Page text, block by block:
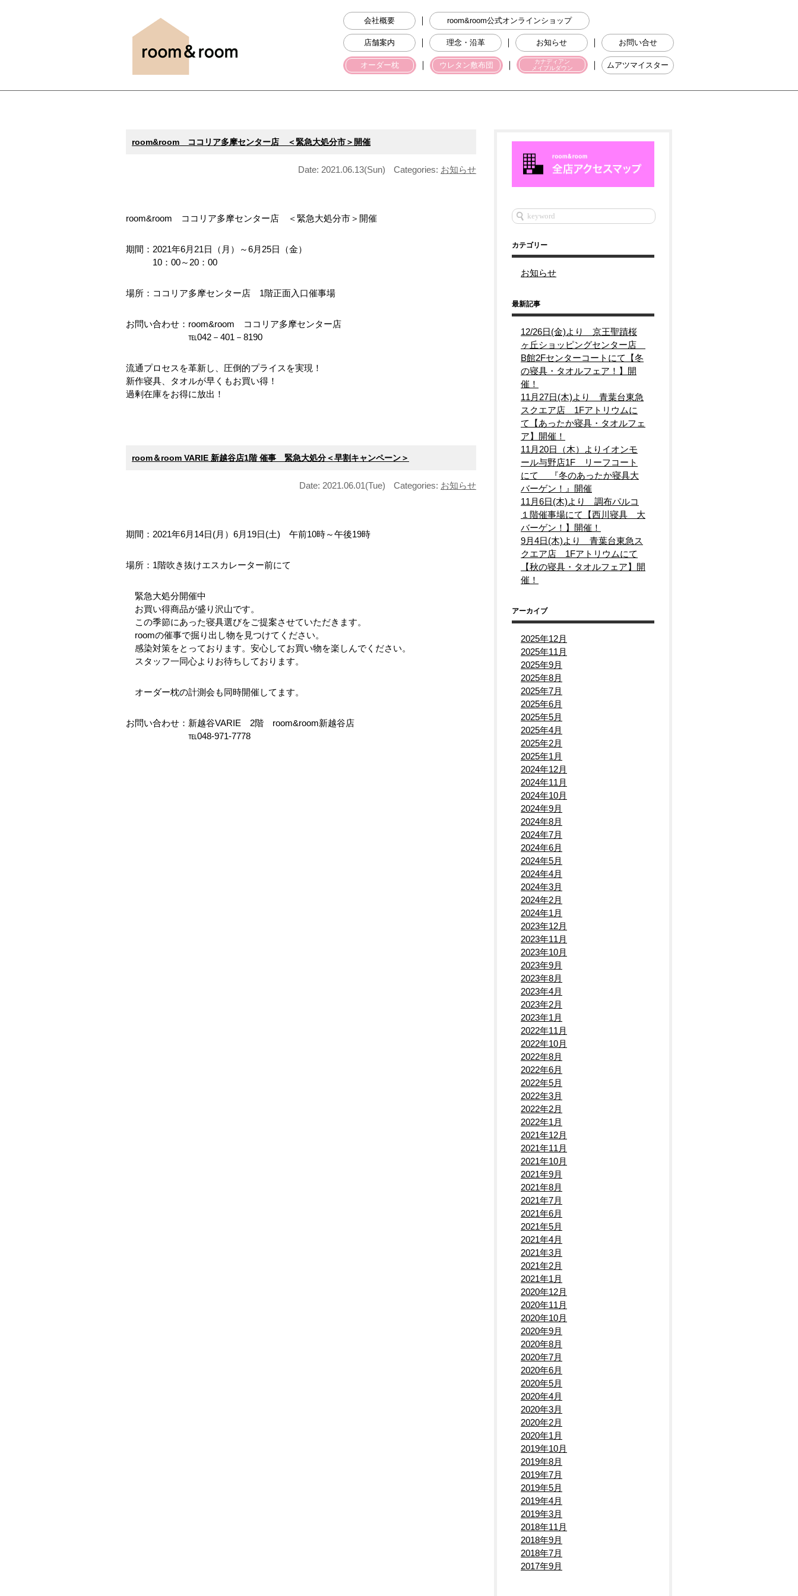
会社概要 ｜ room&room公式オンラインショップ
店舗案内 ｜ 理念・沿革 ｜ お知らせ ｜ お問い合せ
オーダー枕 ｜ ウレタン敷布団 ｜
カナディアン
メイプルダウン
｜ ムアツマイスター
room&room ココリア多摩センター店 ＜緊急大処分市＞開催
Date: 2021.06.13(Sun) Categories: お知らせ
room&room ココリア多摩センター店 ＜緊急大処分市＞開催
期間：2021年6月21日（月）～6月25日（金）
10：00～20：00
場所：ココリア多摩センター店 1階正面入口催事場
お問い合わせ：room&room ココリア多摩センター店
℡042－401－8190
流通プロセスを革新し、圧倒的プライスを実現！
新作寝具、タオルが早くもお買い得！
過剰在庫をお得に放出！
room＆room VARIE 新越谷店1階 催事 緊急大処分＜早割キャンペーン＞
Date: 2021.06.01(Tue) Categories: お知らせ
期間：2021年6月14日(月）6月19日(土) 午前10時～午後19時
場所：1階吹き抜けエスカレーター前にて
緊急大処分開催中
お買い得商品が盛り沢山です。
この季節にあった寝具選びをご提案させていただきます。
roomの催事で掘り出し物を見つけてください。
感染対策をとっております。安心してお買い物を楽しんでください。
スタッフ一同心よりお待ちしております。
オーダー枕の計測会も同時開催してます。
お問い合わせ：新越谷VARIE 2階 room&room新越谷店
℡048-971-7778
カテゴリー
お知らせ
最新記事
12/26日(金)より 京王聖蹟桜
ヶ丘ショッピングセンター店
B館2Fセンターコートにて【冬
の寝具・タオルフェア！】開
催！
11月27日(木)より 青葉台東急
スクエア店 1Fアトリウムに
て【あったか寝具・タオルフェ
ア】開催！
11月20日（木）よりイオンモ
ール与野店1F リーフコート
にて 『冬のあったか寝具大
バーゲン！』開催
11月6日(木)より 調布パルコ
１階催事場にて【西川寝具 大
バーゲン！】開催！
9月4日(木)より 青葉台東急ス
クエア店 1Fアトリウムにて
【秋の寝具・タオルフェア】開
催！
アーカイブ
2025年12月
2025年11月
2025年9月
2025年8月
2025年7月
2025年6月
2025年5月
2025年4月
2025年2月
2025年1月
2024年12月
2024年11月
2024年10月
2024年9月
2024年8月
2024年7月
2024年6月
2024年5月
2024年4月
2024年3月
2024年2月
2024年1月
2023年12月
2023年11月
2023年10月
2023年9月
2023年8月
2023年4月
2023年2月
2023年1月
2022年11月
2022年10月
2022年8月
2022年6月
2022年5月
2022年3月
2022年2月
2022年1月
2021年12月
2021年11月
2021年10月
2021年9月
2021年8月
2021年7月
2021年6月
2021年5月
2021年4月
2021年3月
2021年2月
2021年1月
2020年12月
2020年11月
2020年10月
2020年9月
2020年8月
2020年7月
2020年6月
2020年5月
2020年4月
2020年3月
2020年2月
2020年1月
2019年10月
2019年8月
2019年7月
2019年5月
2019年4月
2019年3月
2018年11月
2018年9月
2018年7月
2017年9月